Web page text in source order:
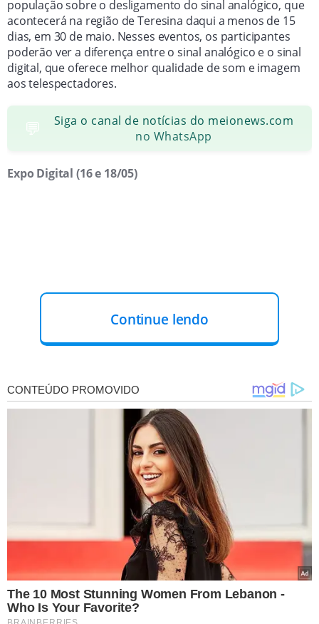
população sobre o desligamento do sinal analógico, que
acontecerá na região de Teresina daqui a menos de 15
dias, em 30 de maio. Nesses eventos, os participantes
poderão ver a diferença entre o sinal analógico e o sinal
digital, que oferece melhor qualidade de som e imagem
aos telespectadores.
💬
Siga o canal de notícias do meionews.com
no WhatsApp
Expo Digital (16 e 18/05)
Nesta quarta (16) e sexta-feira (18), a Seja Digital realizará
a ExpoDigital, com a exposição dos balcões com
aparelhos de televisão com sinal analógico e digital,
demonstrando a diferença dos sinais para alunos de
escolas municipais, além da presença do mascote Digital
interagindo com a garotada. A ação acontecerá no dia
16/05, das 12h às 13h30, na Escola Municipal Walter
Alencar e no dia 18/05, das 9h às 13h30, na Escola
Municipal Mocambinho.
Papo Digital (16 a 18/05)
Continue lendo